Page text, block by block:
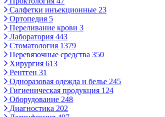
Салфетки инъекционные 23
Ортопедия 5
Переливание крови 3
Лаборатория 443
Стоматология 1379
Перевязочные средства 350
Хирургия 613
Рентген 31
Одноразовая одежда и белье 245
Гигиеническая продукция 124
Оборудование 248
Диагностика 202